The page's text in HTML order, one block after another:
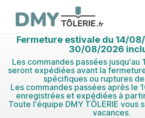
Fermeture estivale du 14/
30/08/2026
Les commandes passées
seront expédiées avant la
spécifiques ou ruptures
Les commandes passées après le
enregistrées et expédiées à
Toute l'équipe DMY TÔLERIE vous
vacances.